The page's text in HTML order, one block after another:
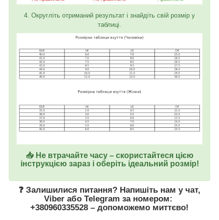
4. Округліть отриманий результат і знайдіть свій розмір у
таблиці.
📥 Не втрачайте часу – скористайтеся цією
інструкцією зараз і оберіть ідеальний розмір!
❓ Залишилися питання? Напишіть нам у чат,
Viber або Telegram за номером:
+380960335528 – допоможемо миттєво!